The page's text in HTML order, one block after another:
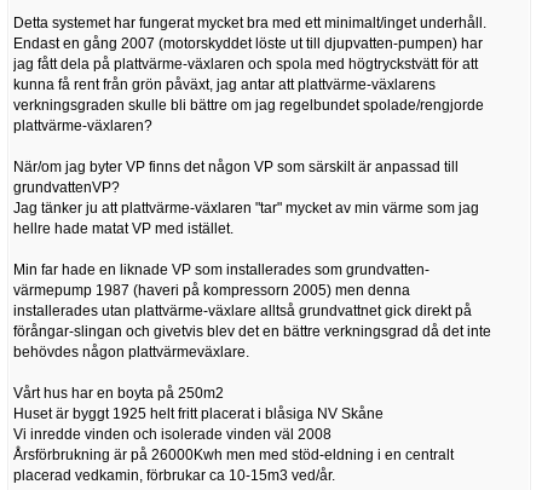
Detta systemet har fungerat mycket bra med ett minimalt/inget underhåll.
Endast en gång 2007 (motorskyddet löste ut till djupvatten-pumpen) har
jag fått dela på plattvärme-växlaren och spola med högtryckstvätt för att
kunna få rent från grön påväxt, jag antar att plattvärme-växlarens
verkningsgraden skulle bli bättre om jag regelbundet spolade/rengjorde
plattvärme-växlaren?
När/om jag byter VP finns det någon VP som särskilt är anpassad till
grundvattenVP?
Jag tänker ju att plattvärme-växlaren "tar" mycket av min värme som jag
hellre hade matat VP med istället.
Min far hade en liknade VP som installerades som grundvatten-
värmepump 1987 (haveri på kompressorn 2005) men denna
installerades utan plattvärme-växlare alltså grundvattnet gick direkt på
förångar-slingan och givetvis blev det en bättre verkningsgrad då det inte
behövdes någon plattvärmeväxlare.
Vårt hus har en boyta på 250m2
Huset är byggt 1925 helt fritt placerat i blåsiga NV Skåne
Vi inredde vinden och isolerade vinden väl 2008
Årsförbrukning är på 26000Kwh men med stöd-eldning i en centralt
placerad vedkamin, förbrukar ca 10-15m3 ved/år.